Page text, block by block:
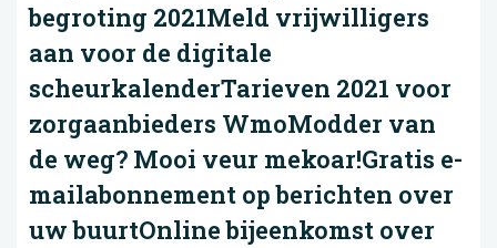
begroting 2021Meld vrijwilligers
aan voor de digitale
scheurkalenderTarieven 2021 voor
zorgaanbieders WmoModder van
de weg? Mooi veur mekoar!Gratis e-
mailabonnement op berichten over
uw buurtOnline bijeenkomst over